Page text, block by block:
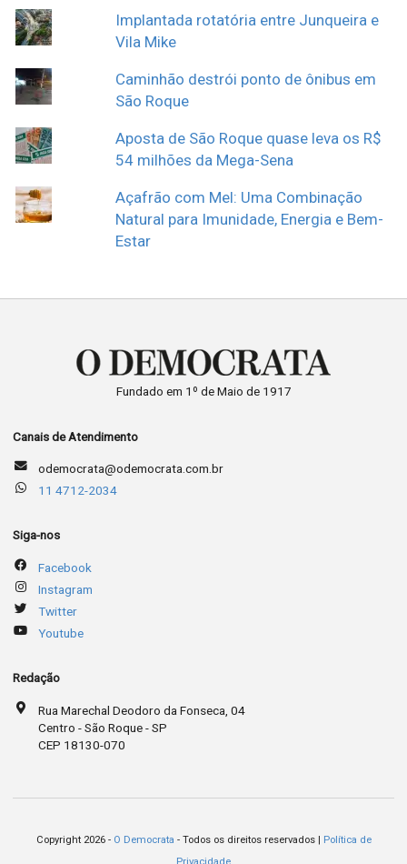
Implantada rotatória entre Junqueira e
Vila Mike
Caminhão destrói ponto de ônibus em
São Roque
Aposta de São Roque quase leva os R$
54 milhões da Mega-Sena
Açafrão com Mel: Uma Combinação
Natural para Imunidade, Energia e Bem-
Estar
Fundado em 1º de Maio de 1917
Canais de Atendimento
odemocrata@odemocrata.com.br
11 4712-2034
Siga-nos
Facebook
Instagram
Twitter
Youtube
Redação
Rua Marechal Deodoro da Fonseca, 04
Centro - São Roque - SP
CEP 18130-070
Copyright 2026 - O Democrata - Todos os direitos reservados | Política de